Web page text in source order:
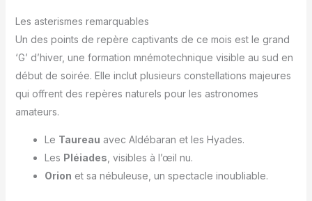
Les asterismes remarquables
Un des points de repère captivants de ce mois est le grand
‘G’ d’hiver, une formation mnémotechnique visible au sud en
début de soirée. Elle inclut plusieurs constellations majeures
qui offrent des repères naturels pour les astronomes
amateurs.
Le Taureau avec Aldébaran et les Hyades.
Les Pléiades , visibles à l’œil nu.
Orion et sa nébuleuse, un spectacle inoubliable.